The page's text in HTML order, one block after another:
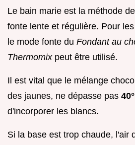
Le bain marie est la méthode
fonte lente et régulière. Pour
le mode fonte du Fondant au
Thermomix peut être utilisé.
Il est vital que le mélange
des jaunes, ne dépasse pas 40°
d'incorporer les blancs.
Si la base est trop chaude, l'air